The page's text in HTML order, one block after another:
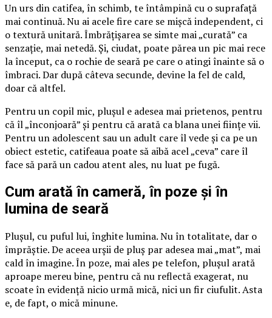
Un urs din catifea, în schimb, te întâmpină cu o suprafață
mai continuă. Nu ai acele fire care se mișcă independent, ci
o textură unitară. Îmbrățișarea se simte mai „curată” ca
senzație, mai netedă. Și, ciudat, poate părea un pic mai rece
la început, ca o rochie de seară pe care o atingi înainte să o
îmbraci. Dar după câteva secunde, devine la fel de cald,
doar că altfel.
Pentru un copil mic, plușul e adesea mai prietenos, pentru
că îl „înconjoară” și pentru că arată ca blana unei ființe vii.
Pentru un adolescent sau un adult care îl vede și ca pe un
obiect estetic, catifeaua poate să aibă acel „ceva” care îl
face să pară un cadou atent ales, nu luat pe fugă.
Cum arată în cameră, în poze și în
lumina de seară
Plușul, cu puful lui, înghite lumina. Nu în totalitate, dar o
împrăștie. De aceea urșii de pluș par adesea mai „mat”, mai
cald în imagine. În poze, mai ales pe telefon, plușul arată
aproape mereu bine, pentru că nu reflectă exagerat, nu
scoate în evidență nicio urmă mică, nici un fir ciufulit. Asta
e, de fapt, o mică minune.